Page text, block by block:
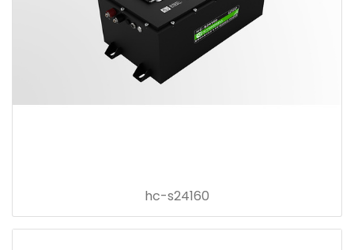
hc-s24160